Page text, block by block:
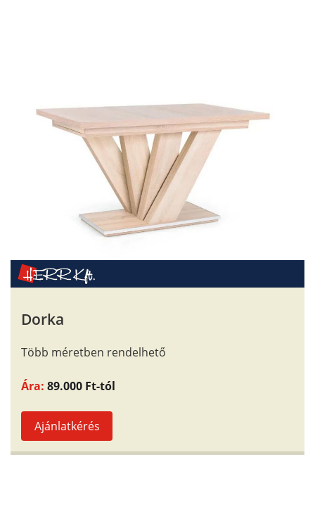
Dorka
Több méretben rendelhető
Ára: 89.000 Ft-tól
Ajánlatkérés